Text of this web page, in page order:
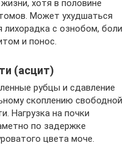
хотя в половине
Может ухудшаться
с ознобом, боли
и понос.
(асцит)
рубцы и сдавление
скоплению свободной
Нагрузка на почки
по задержке
цвета моче.